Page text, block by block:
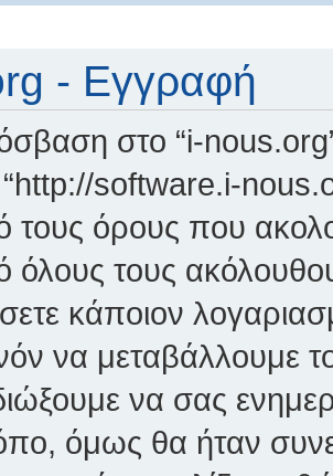
- Εγγραφή
στο “i-nous.org”
software.i-
τους όρους που
όλους τους
κάποιον
να μεταβάλλουμε
να σας
όμως θα ήταν